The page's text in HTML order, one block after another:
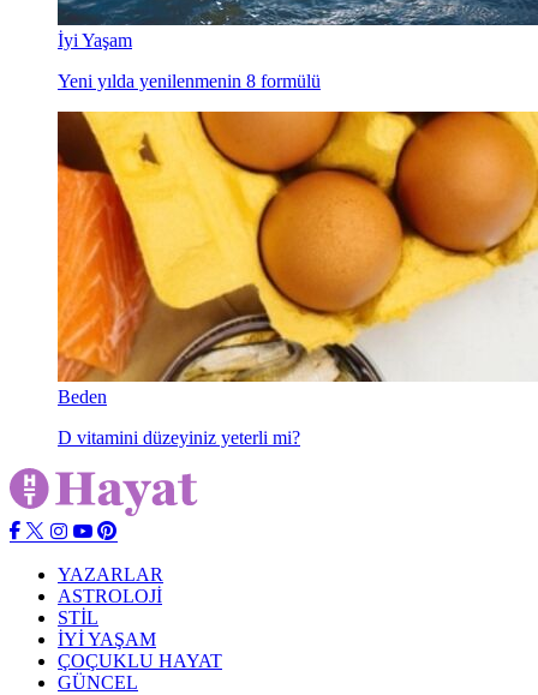
İyi Yaşam
Yeni yılda yenilenmenin 8 formülü
Beden
D vitamini düzeyiniz yeterli mi?
YAZARLAR
ASTROLOJİ
STİL
İYİ YAŞAM
ÇOÇUKLU HAYAT
GÜNCEL